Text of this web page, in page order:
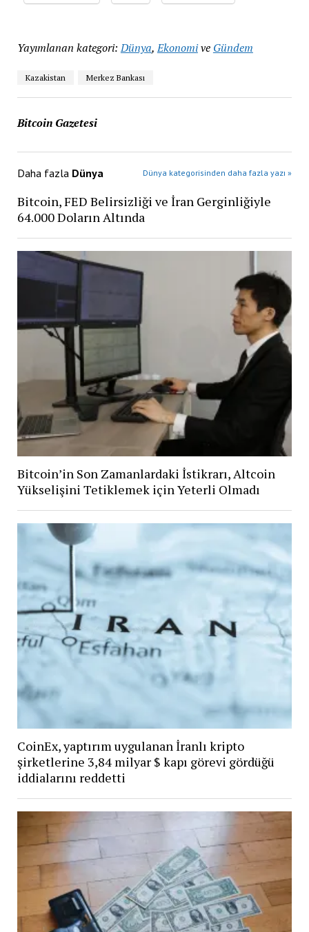
Yayımlanan kategori: Dünya,Ekonomive Gündem
Kazakistan Merkez Bankası
Bitcoin Gazetesi
Daha fazla Dünya Dünya kategorisinden daha fazla yazı »
Bitcoin, FED Belirsizliği ve İran Gerginliğiyle
64.000 Doların Altında
Bitcoin’in Son Zamanlardaki İstikrarı, Altcoin
Yükselişini Tetiklemek için Yeterli Olmadı
CoinEx, yaptırım uygulanan İranlı kripto
şirketlerine 3,84 milyar $ kapı görevi gördüğü
iddialarını reddetti